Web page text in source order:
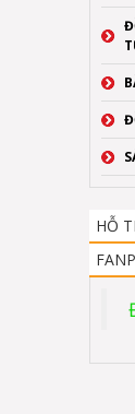
HỖ